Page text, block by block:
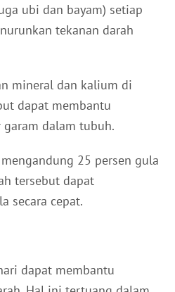
ubi dan bayam) setiap
tekanan darah
mineral dan kalium di
dapat membantu
dalam tubuh.
25 persen gula
tersebut dapat
secara cepat.
dapat membantu